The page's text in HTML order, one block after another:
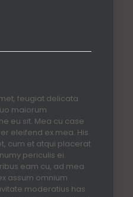
feugiat delicata
maiorum
eu sit. Mea cu case
eleifend ex mea. His
cum et atqui placerat
periculis ei.
eam cu, ad mea
assum omnium
moderatius has